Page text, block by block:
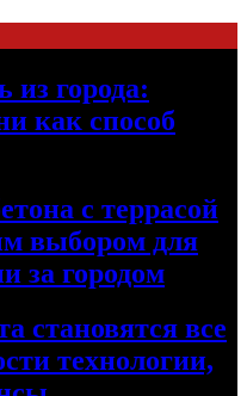
из города:
как способ
с террасой
выбором для
за городом
становятся все
технологии,